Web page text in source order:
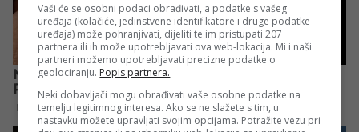
Vaši će se osobni podaci obrađivati, a podatke s vašeg
uređaja (kolačiće, jedinstvene identifikatore i druge podatke
uređaja) može pohranjivati, dijeliti te im pristupati 207
partnera ili ih može upotrebljavati ova web-lokacija. Mi i naši
partneri možemo upotrebljavati precizne podatke o
geolociranju. Popis partnera.
Neki dobavljači mogu obrađivati vaše osobne podatke na
temelju legitimnog interesa. Ako se ne slažete s tim, u
nastavku možete upravljati svojim opcijama. Potražite vezu pri